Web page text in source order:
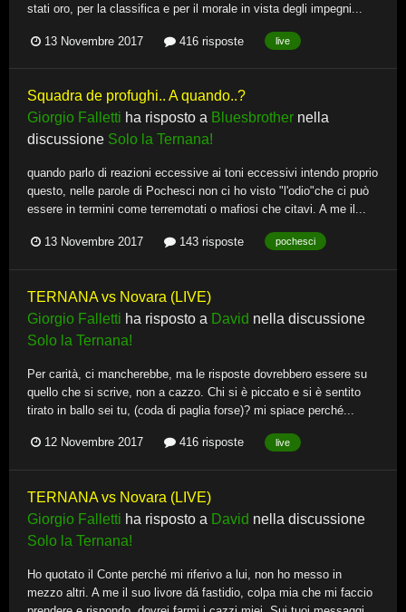
stati oro, per la classifica e per il morale in vista degli impegni...
13 Novembre 2017 416 risposte live
Squadra de profughi.. A quando..?
Giorgio Falletti ha risposto a Bluesbrother nella
discussione Solo la Ternana!
quando parlo di reazioni eccessive ai toni eccessivi intendo proprio
questo, nelle parole di Pochesci non ci ho visto "l'odio"che ci può
essere in termini come terremotati o mafiosi che citavi. A me il...
13 Novembre 2017 143 risposte pochesci
TERNANA vs Novara (LIVE)
Giorgio Falletti ha risposto a David nella discussione
Solo la Ternana!
Per carità, ci mancherebbe, ma le risposte dovrebbero essere su
quello che si scrive, non a cazzo. Chi si è piccato e si è sentito
tirato in ballo sei tu, (coda di paglia forse)? mi spiace perché...
12 Novembre 2017 416 risposte live
TERNANA vs Novara (LIVE)
Giorgio Falletti ha risposto a David nella discussione
Solo la Ternana!
Ho quotato il Conte perché mi riferivo a lui, non ho messo in
mezzo altri. A me il suo livore dá fastidio, colpa mia che mi faccio